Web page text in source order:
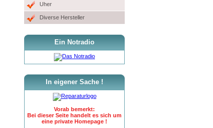
Uher
Diverse Hersteller
Ein Notradio
In eigener Sache !
Vorab bemerkt:
Bei dieser Seite handelt es sich um
eine private Homepage !